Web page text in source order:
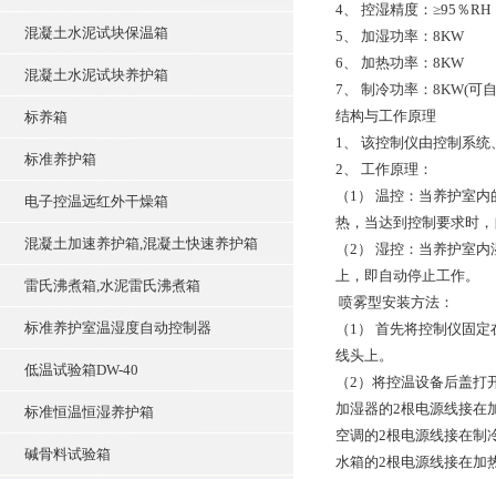
混凝土水泥试块保温箱
混凝土水泥试块养护箱
标养箱
标准养护箱
电子控温远红外干燥箱
混凝土加速养护箱,混凝土快速养护箱
雷氏沸煮箱,水泥雷氏沸煮箱
标准养护室温湿度自动控制器
低温试验箱DW-40
标准恒温恒湿养护箱
碱骨料试验箱
4、 控湿精度：≥95％RH
5、 加湿功率：8KW
6、 加热功率：8KW
7、 制冷功率：8KW(可
结构与工作原理
1、 该控制仪由控制系
2、 工作原理：
（1） 温控：当养护室
热，当达到控制要求时
（2） 湿控：当养护室
上，即自动停止工作。
喷雾型安装方法：
（1） 首先将控制仪固
线头上。
（2）将控温设备后盖
加湿器的2根电源线接在
空调的2根电源线接在制
水箱的2根电源线接在加